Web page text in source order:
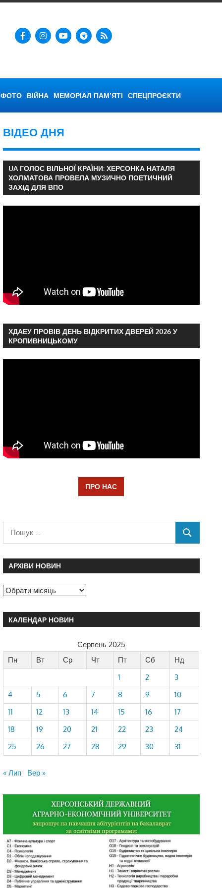
ФОТО ВІЙНА МЕМОРІАЛ ПАМ’ЯТІ СПЕЦПРОЄКТИ
ВІДЕО ДНЯ
UA ГОЛОС ВІЛЬНОЇ КРАЇНИ: ХЕРСОНКА НАТАЛЯ
ХОЛМАТОВА ПРОВЕЛА МУЗИЧНО ПОЕТИЧНИЙ
ЗАХІД ДЛЯ ВПО
ХДАЕУ ПРОВІВ ДЕНЬ ВІДКРИТИХ ДВЕРЕЙ 2026 У
КРОПИВНИЦЬКОМУ
ПРО НАС
АРХІВИ НОВИН
КАЛЕНДАР НОВИН
Серпень 2025
Пн
Вт Ср Чт Пт Сб
Нд
1
2
3
4
5 6 7 8 9
10
11
12 13 14 15 16
17
18
19 20 21 22 23
24
25
26 27 28 29 30 31
« Лип Вер »